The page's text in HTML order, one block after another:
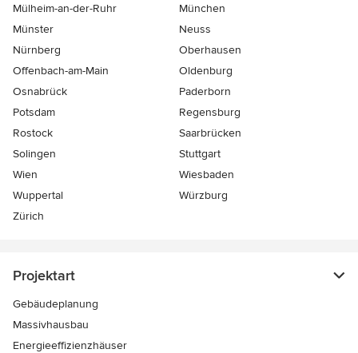
Mülheim-an-der-Ruhr
München
Münster
Neuss
Nürnberg
Oberhausen
Offenbach-am-Main
Oldenburg
Osnabrück
Paderborn
Potsdam
Regensburg
Rostock
Saarbrücken
Solingen
Stuttgart
Wien
Wiesbaden
Wuppertal
Würzburg
Zürich
Projektart
Gebäudeplanung
Massivhausbau
Energieeffizienzhäuser